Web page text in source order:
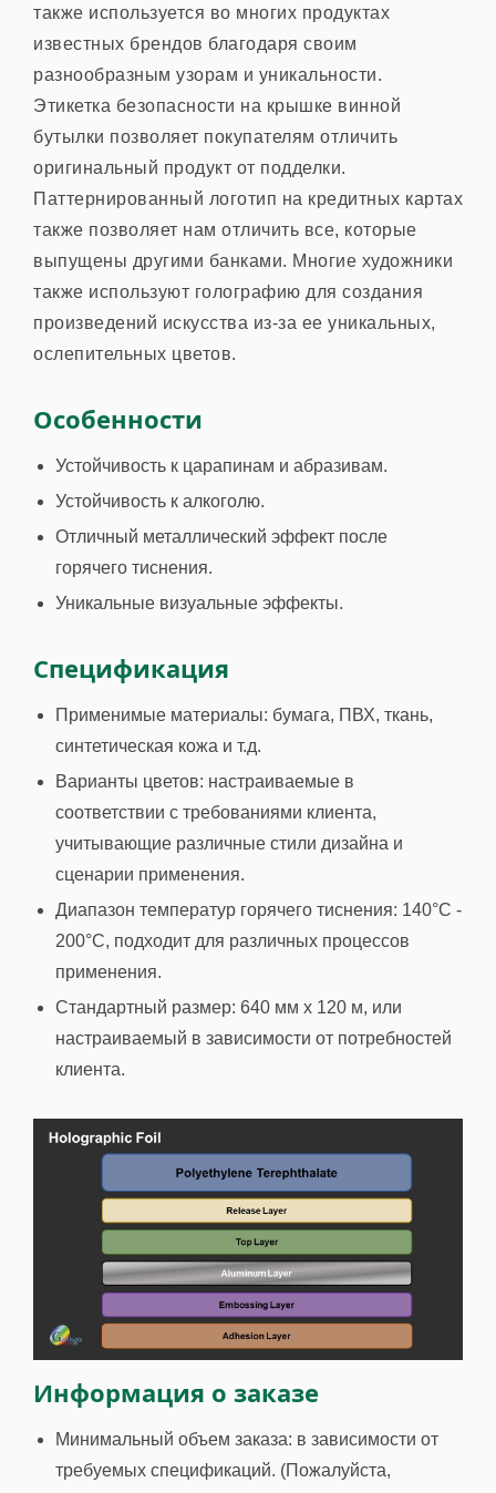
также используется во многих продуктах
известных брендов благодаря своим
разнообразным узорам и уникальности.
Этикетка безопасности на крышке винной
бутылки позволяет покупателям отличить
оригинальный продукт от подделки.
Паттернированный логотип на кредитных картах
также позволяет нам отличить все, которые
выпущены другими банками. Многие художники
также используют голографию для создания
произведений искусства из-за ее уникальных,
ослепительных цветов.
Особенности
Устойчивость к царапинам и абразивам.
Устойчивость к алкоголю.
Отличный металлический эффект после
горячего тиснения.
Уникальные визуальные эффекты.
Спецификация
Применимые материалы: бумага, ПВХ, ткань,
синтетическая кожа и т.д.
Варианты цветов: настраиваемые в
соответствии с требованиями клиента,
учитывающие различные стили дизайна и
сценарии применения.
Диапазон температур горячего тиснения: 140°C -
200°C, подходит для различных процессов
применения.
Стандартный размер: 640 мм x 120 м, или
настраиваемый в зависимости от потребностей
клиента.
Информация о заказе
Минимальный объем заказа: в зависимости от
требуемых спецификаций. (Пожалуйста,